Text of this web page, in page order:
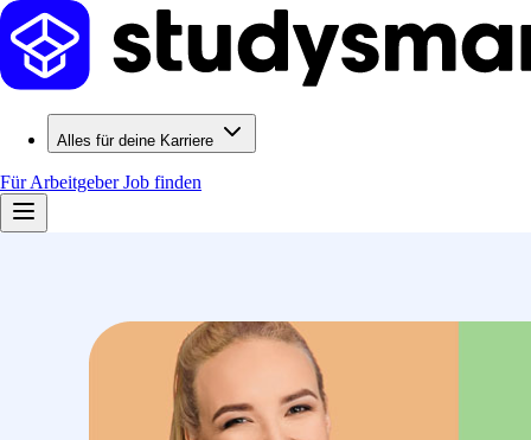
Alles für deine Karriere
Für ArbeitgeberJob finden